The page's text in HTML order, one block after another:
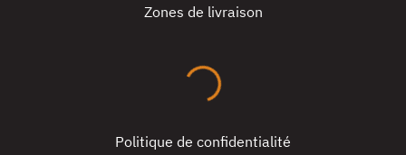
Zones de livraison
Politique de confidentialité